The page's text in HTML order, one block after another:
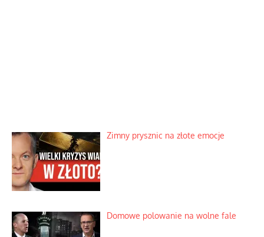
Zimny prysznic na złote emocje
Domowe polowanie na wolne fale